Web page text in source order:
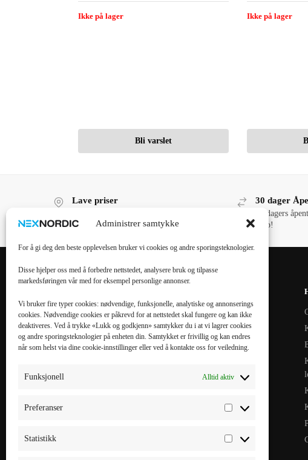
Administrer samtykke
For å gi deg den beste opplevelsen bruker vi cookies og andre sporingsteknologier.
Disse hjelper oss med å forbedre nettstedet, analysere bruk og tilpasse
markedsføringen vår med for eksempel personlige annonser.
Vi bruker fire typer cookies: nødvendige, funksjonelle, analytiske og annonserings
cookies. Nødvendige cookies er påkrevd for at nettstedet skal fungere og kan ikke
deaktiveres. Ved å trykke «Lukk og godkjenn» samtykker du i at vi lagrer cookies
og andre sporingsteknologier på enheten din. Samtykket er frivillig og kan endres
når som helst via dine cookie-innstillinger eller ved å kontakte oss for veiledning.
Funksjonell Alltid aktiv
Preferanser
Statistikk
Ikke på lager
Bli varslet
Ikke på lager
Lave priser 30 dager
30 dagers
kjøp!
KATEGORIER
Mobiltilbehør
Tilbehør til nettbrett
Kabler & Ladere
MOBILTILBEHØR
iPhone 16 Pro Max
iPhone 16 Pro
iPhone 16
Galaxy S25 Plus